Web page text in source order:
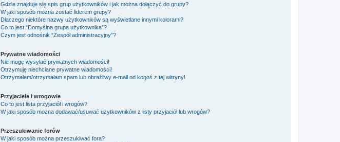
Gdzie znajduje się spis grup użytkowników i jak można dołączyć do grupy?
W jaki sposób można zostać liderem grupy?
Dlaczego niektóre nazwy użytkowników są wyświetlane innymi kolorami?
Co to jest “Domyślna grupa użytkownika”?
Czym jest odnośnik “Zespół administracyjny”?
Prywatne wiadomości
Nie mogę wysyłać prywatnych wiadomości!
Otrzymuję niechciane prywatne wiadomości!
Otrzymałem/otrzymałam spam lub obraźliwy e-mail od kogoś z tej witryny!
Przyjaciele i wrogowie
Co to jest lista przyjaciół i wrogów?
W jaki sposób można dodawać/usuwać użytkowników z listy przyjaciół lub wrogów?
Przeszukiwanie forów
W jaki sposób można przeszukiwać fora?